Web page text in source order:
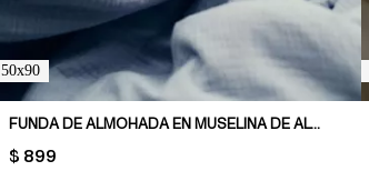
50x90
FUNDA DE ALMOHADA EN MUSELINA DE ALGODÓN
PRICE:
$ 899